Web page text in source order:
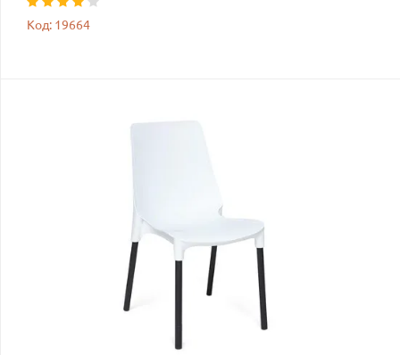
Код: 19664